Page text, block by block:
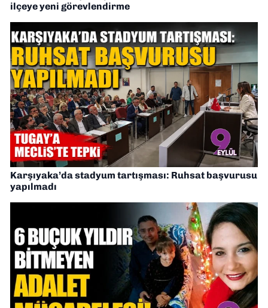
ilçeye yeni görevlendirme
Karşıyaka’da stadyum tartışması: Ruhsat başvurusu
yapılmadı